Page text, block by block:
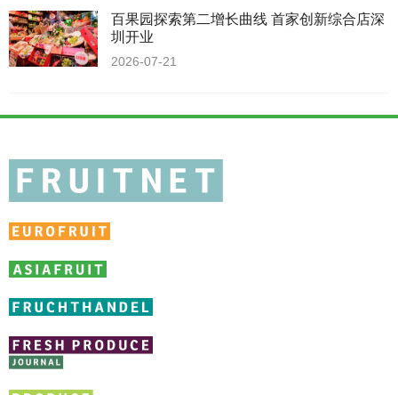
百果园探索第二增长曲线 首家创新综合店深
圳开业
2026-07-21